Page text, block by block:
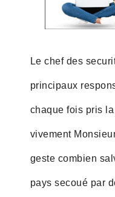
Le chef des
principaux
chaque fois pris
vivement
geste combien
pays secoué par